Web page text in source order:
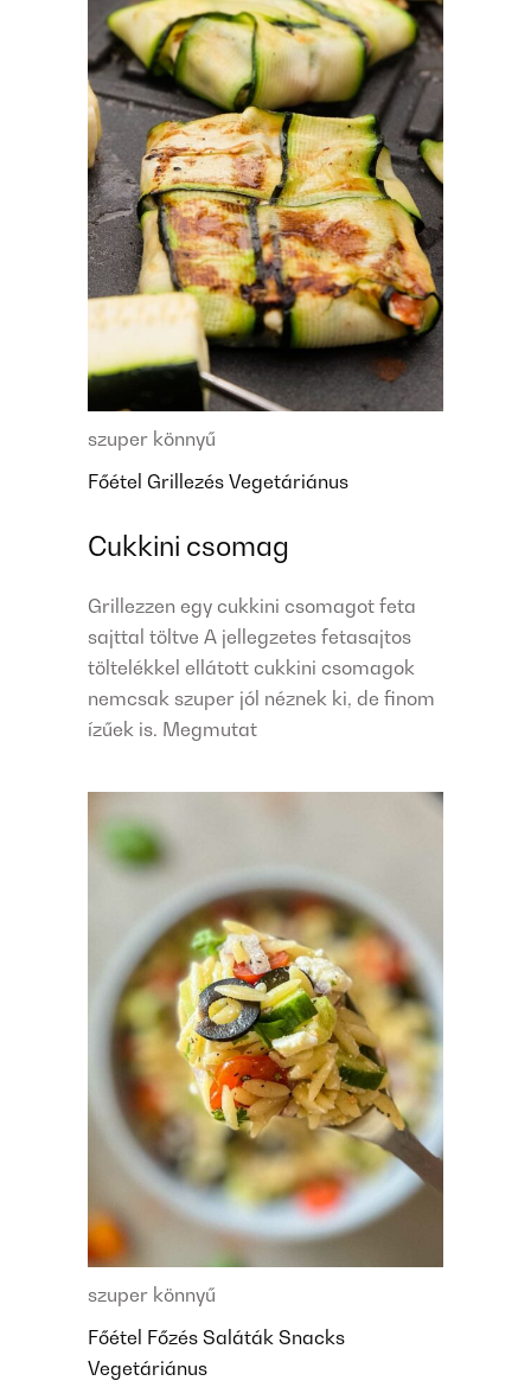
szuper könnyű
Főétel Grillezés Vegetáriánus
Cukkini csomag
Grillezzen egy cukkini csomagot feta
sajttal töltve A jellegzetes fetasajtos
töltelékkel ellátott cukkini csomagok
nemcsak szuper jól néznek ki, de finom
ízűek is. Megmutat
szuper könnyű
Főétel Főzés Saláták Snacks
Vegetáriánus